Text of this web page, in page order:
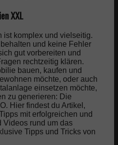
XXL
ist komplex und vielseitig.
und keine Fehler
gut vorbereiten und
rechtzeitig klären.
bauen, kaufen und
möchte, oder auch
einsetzen möchte,
zu generieren: Die
Hier findest du Artikel,
mit erfolgreichen und
Videos rund um das
Tipps und Tricks von